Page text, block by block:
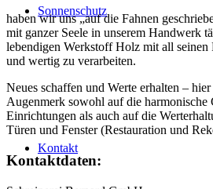
Sonnenschutz
Kontakt
haben wir uns „auf die Fahnen
mit ganzer Seele in unserem Handwerk
lebendigen Werkstoff Holz mit all seinen
und wertig zu verarbeiten.
Neues schaffen und Werte erhalten –
Augenmerk sowohl auf die harmonische
Einrichtungen als auch auf die
Türen und Fenster (Restauration und
Kontaktdaten: